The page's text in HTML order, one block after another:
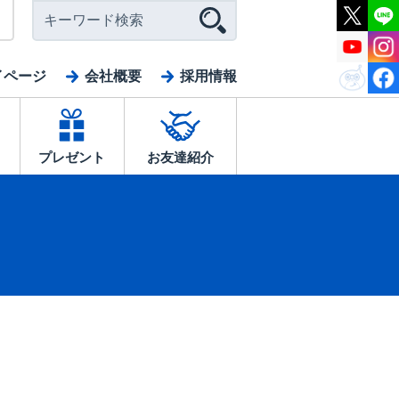
ページ 会社概要 採用情報
プレゼント お友達紹介